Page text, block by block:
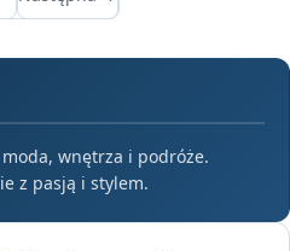
wnętrza i podróże.
z pasją i stylem.